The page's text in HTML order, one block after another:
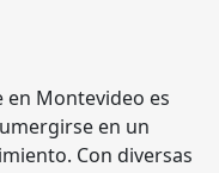
en Montevideo es
en un
Con diversas